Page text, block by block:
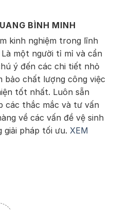
BÌNH MINH
kinh nghiệm trong lĩnh
một người tỉ mỉ và cẩn
ý đến các chi tiết nhỏ
bảo chất lượng công việc
tốt nhất. Luôn sẵn
các thắc mắc và tư vấn
về các vấn đề vệ sinh
giải pháp tối ưu. XEM